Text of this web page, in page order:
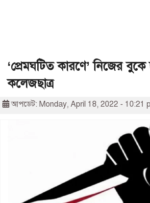
‘প্রেমঘটিত কারণে’ নিজের
কলেজছাত্র
আপডেট: Monday, April 18, 2022 - 10:21